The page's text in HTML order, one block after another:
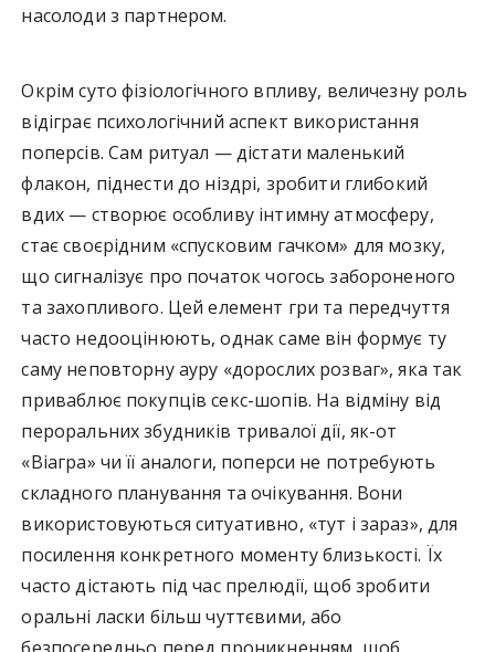
насолоди з партнером.
Окрім суто фізіологічного впливу, величезну роль
відіграє психологічний аспект використання
поперсів. Сам ритуал — дістати маленький
флакон, піднести до ніздрі, зробити глибокий
вдих — створює особливу інтимну атмосферу,
стає своєрідним «спусковим гачком» для мозку,
що сигналізує про початок чогось забороненого
та захопливого. Цей елемент гри та передчуття
часто недооцінюють, однак саме він формує ту
саму неповторну ауру «дорослих розваг», яка так
приваблює покупців секс-шопів. На відміну від
пероральних збудників тривалої дії, як-от
«Віагра» чи її аналоги, поперси не потребують
складного планування та очікування. Вони
використовуються ситуативно, «тут і зараз», для
посилення конкретного моменту близькості. Їх
часто дістають під час прелюдії, щоб зробити
оральні ласки більш чуттєвими, або